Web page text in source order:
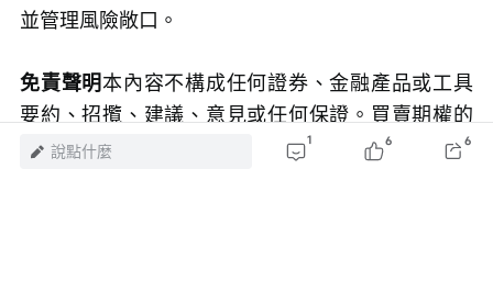
並管理風險敞口。
免責聲明本內容不構成任何證券、金融產品或工具
要約、招攬、建議、意見或任何保證。買賣期權的
虧蝕風險可以極大。在若干情況下，你所蒙受的虧
說點什麼
1 6 6